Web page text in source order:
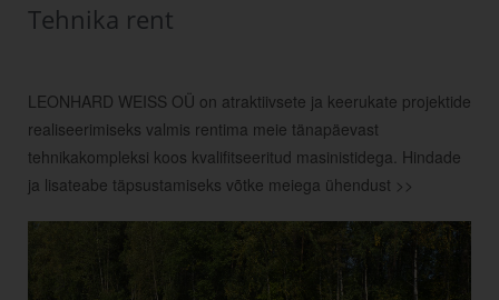
Tehnika rent
LEONHARD WEISS OÜ on atraktiivsete ja keerukate projektide
realiseerimiseks valmis rentima meie tänapäevast
tehnikakompleksi koos kvalifitseeritud masinistidega. Hindade
ja lisateabe täpsustamiseks võtke meiega ühendust >>